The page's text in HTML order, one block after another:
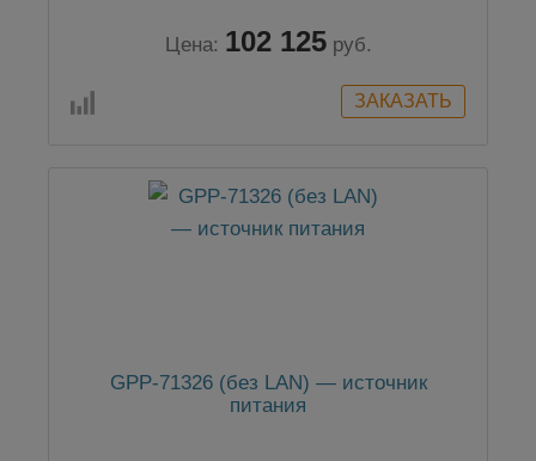
Цена: 102 125 руб.
GPP-71326 (без LAN) — источник
питания